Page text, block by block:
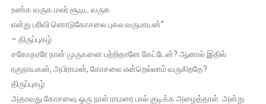
உண்க வருக மலர் சூடிட வருக
என்று பரிவி னொடுகோசலை புகல வருமாயன்”
– திருப்புகழ்
சகோதரரே நான் முருகனை பற்றிதானே கேட்டேன்? ஆனால் இதில்
ரகுநாயகன், அபிராமன், கோசலை என்றெல்லாம் வருகிறதே?
திருப்புகழ்
அதாவது கோசலை, ஒரு நாள் ராமரை பால் குடிக்க அழைத்தாள். அன்று